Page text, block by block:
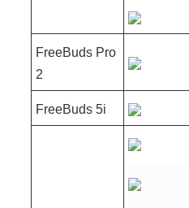
FreeBuds Pro
2
FreeBuds 5i